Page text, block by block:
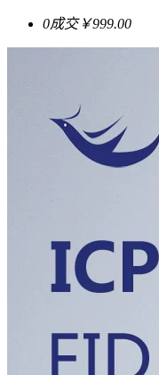
0成交￥999.00